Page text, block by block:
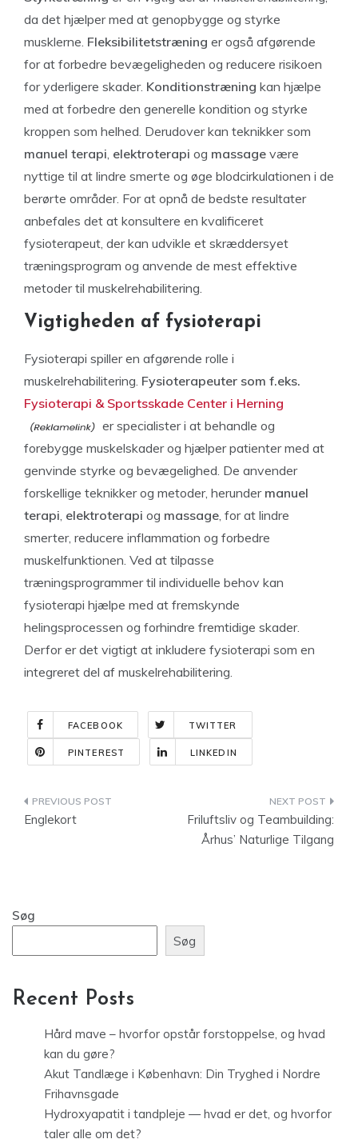
da det hjælper med at genopbygge og styrke
musklerne. Fleksibilitetstræning er også afgørende
for at forbedre bevægeligheden og reducere risikoen
for yderligere skader. Konditionstræning kan hjælpe
med at forbedre den generelle kondition og styrke
kroppen som helhed. Derudover kan teknikker som
manuel terapi, elektroterapi og massage være
nyttige til at lindre smerte og øge blodcirkulationen i de
berørte områder. For at opnå de bedste resultater
anbefales det at konsultere en kvalificeret
fysioterapeut, der kan udvikle et skræddersyet
træningsprogram og anvende de mest effektive
metoder til muskelrehabilitering.
Vigtigheden af fysioterapi
Fysioterapi spiller en afgørende rolle i
muskelrehabilitering. Fysioterapeuter som f.eks.
Fysioterapi & Sportsskade Center i Herning
er specialister i at behandle og
forebygge muskelskader og hjælper patienter med at
genvinde styrke og bevægelighed. De anvender
forskellige teknikker og metoder, herunder manuel
terapi, elektroterapi og massage, for at lindre
smerter, reducere inflammation og forbedre
muskelfunktionen. Ved at tilpasse
træningsprogrammer til individuelle behov kan
fysioterapi hjælpe med at fremskynde
helingsprocessen og forhindre fremtidige skader.
Derfor er det vigtigt at inkludere fysioterapi som en
integreret del af muskelrehabilitering.
FACEBOOK TWITTER
PINTEREST LINKEDIN
Indlægsnavigation
Englekort
Friluftsliv og Teambuilding:
Århus’ Naturlige Tilgang
Søg
Søg
Recent Posts
Hård mave – hvorfor opstår forstoppelse, og hvad
kan du gøre?
Akut Tandlæge i København: Din Tryghed i Nordre
Frihavnsgade
Hydroxyapatit i tandpleje — hvad er det, og hvorfor
taler alle om det?